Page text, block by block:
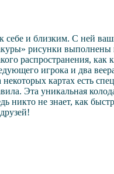
себе и близким. С ней
рисунки
распространения,
игрока и два
картах есть
Эта уникальная
никто не знает, как